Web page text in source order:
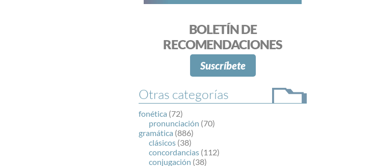
BOLETÍN DE
RECOMENDACIONES
Suscríbete
Otras categorías
fonética (72)
pronunciación (70)
gramática (886)
clásicos (38)
concordancias (112)
conjugación (38)